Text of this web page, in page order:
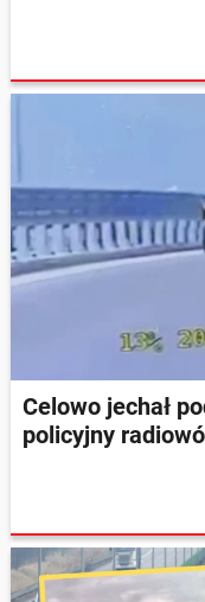
Celowo jechał
policyjny